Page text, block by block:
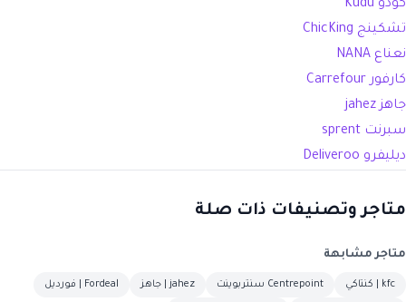
كودو Kudu
تشكينج ChicKing
نعناع NANA
كارفور Carrefour
جاهز jahez
سبرنت sprent
ديليفرو Deliveroo
متاجر وتصنيفات ذات صلة
متاجر مشابهة
kfc | كنتاكي Centrepoint سنتربوينت jahez | جاهز Fordeal | فورديل